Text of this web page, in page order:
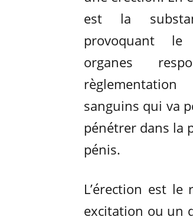
est la
provoquant le
organes
sanguins qui va
pénétrer dans la
pénis.
L’érection est
excitation ou un